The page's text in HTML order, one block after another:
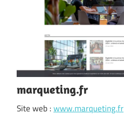
marqueting.fr
Site web :www.marqueting.fr